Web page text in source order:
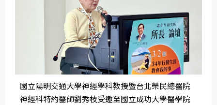
國立陽明交通大學神經學科教授暨台北榮民總醫院
神經科特約醫師劉秀枝受邀至國立成功大學醫學院